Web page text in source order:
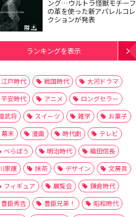
ング…ウルトラ怪獣モチーフ
の革を使った新アパレルコレ
クションが発表
ランキングを表示
江戸時代 戦国時代
大河ドラマ
平安時代
アニメ
ロングセラー
武将
スイーツ 雑学
お菓子
幕末
漫画 時代劇
テレビ
べらぼう
明治時代
織田信長
家康
抹茶 デザイン
文房具
フィギュア
展覧会
鎌倉時代
豊臣秀吉
豊臣兄弟！
昭和時代